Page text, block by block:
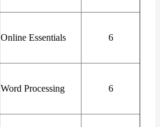
Online Essentials 6
Word Processing 6